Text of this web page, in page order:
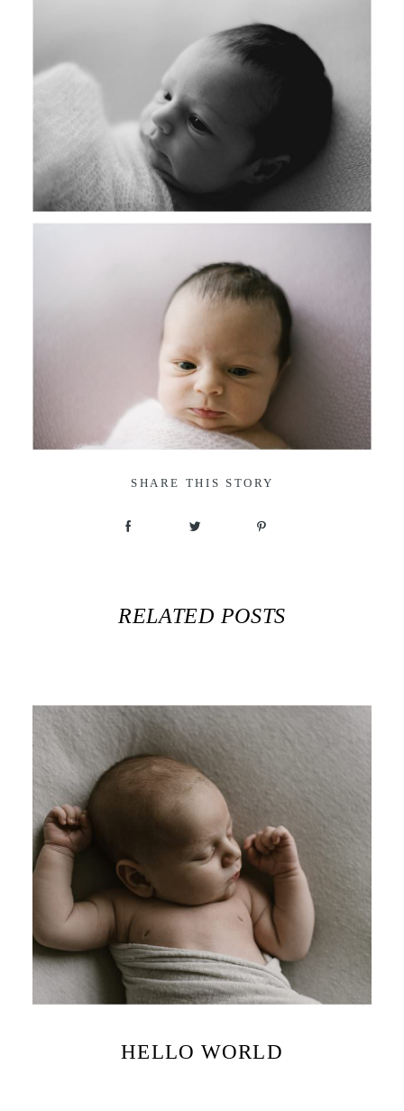
SHARE THIS STORY
RELATED POSTS
HELLO WORLD